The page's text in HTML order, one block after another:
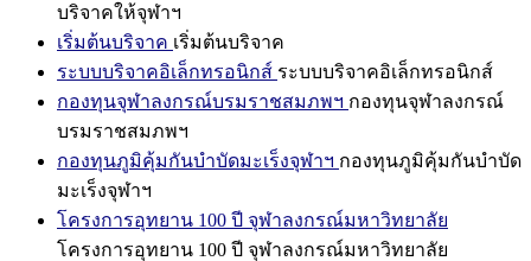
บริจาคให้จุฬาฯ
เริ่มต้นบริจาค เริ่มต้นบริจาค
ระบบบริจาคอิเล็กทรอนิกส์ ระบบบริจาคอิเล็กทรอนิกส์
กองทุนจุฬาลงกรณ์บรมราชสมภพฯ กองทุนจุฬาลงกรณ์
บรมราชสมภพฯ
กองทุนภูมิคุ้มกันบำบัดมะเร็งจุฬาฯ กองทุนภูมิคุ้มกันบำบัด
มะเร็งจุฬาฯ
โครงการอุทยาน 100 ปี จุฬาลงกรณ์มหาวิทยาลัย
โครงการอุทยาน 100 ปี จุฬาลงกรณ์มหาวิทยาลัย